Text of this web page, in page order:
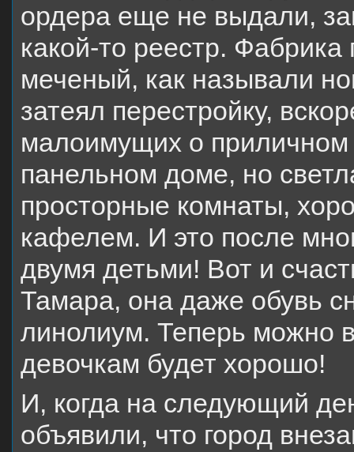
ордера еще не выдали,
какой-то реестр.
меченый, как называли
затеял перестройку,
малоимущих о приличном
панельном доме, но
просторные комнаты,
кафелем. И это после
двумя детьми! Вот и
Тамара, она даже обувь
линолиум. Теперь можно
девочкам будет хорошо!
И, когда на следующий
объявили, что город